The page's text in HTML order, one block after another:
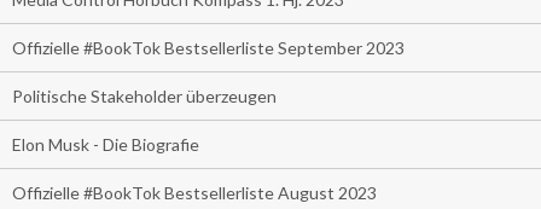
Offizielle #BookTok Bestsellerliste September 2023
Politische Stakeholder überzeugen
Elon Musk - Die Biografie
Offizielle #BookTok Bestsellerliste August 2023